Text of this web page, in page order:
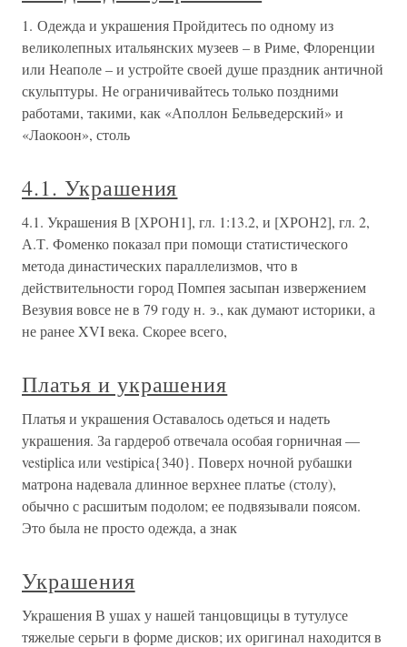
1. Одежда и украшения Пройдитесь по одному из
великолепных итальянских музеев – в Риме, Флоренции
или Неаполе – и устройте своей душе праздник античной
скульптуры. Не ограничивайтесь только поздними
работами, такими, как «Аполлон Бельведерский» и
«Лаокоон», столь
4.1. Украшения
4.1. Украшения В [ХРОН1], гл. 1:13.2, и [ХРОН2], гл. 2,
А.Т. Фоменко показал при помощи статистического
метода династических параллелизмов, что в
действительности город Помпея засыпан извержением
Везувия вовсе не в 79 году н. э., как думают историки, а
не ранее XVI века. Скорее всего,
Платья и украшения
Платья и украшения Оставалось одеться и надеть
украшения. За гардероб отвечала особая горничная —
vestiplica или vestipica{340}. Поверх ночной рубашки
матрона надевала длинное верхнее платье (столу),
обычно с расшитым подолом; ее подвязывали поясом.
Это была не просто одежда, а знак
Украшения
Украшения В ушах у нашей танцовщицы в тутулусе
тяжелые серьги в форме дисков; их оригинал находится в